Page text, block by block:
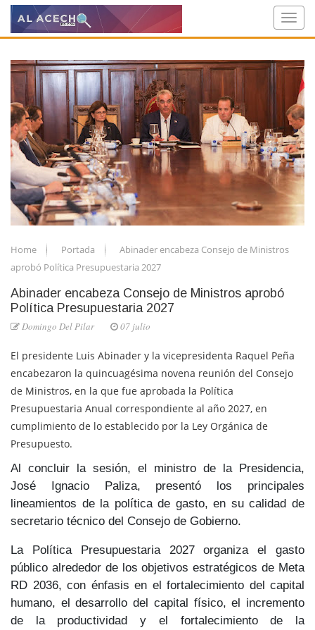
Home Portada
Abinader encabeza Consejo de Ministros
aprobó Política Presupuestaria 2027
Abinader encabeza Consejo de Ministros aprobó
Política Presupuestaria 2027
Domingo Del Pilar 07 julio
El presidente Luis Abinader y la vicepresidenta Raquel Peña
encabezaron la quincuagésima novena reunión del Consejo
de Ministros, en la que fue aprobada la Política
Presupuestaria Anual correspondiente al año 2027, en
cumplimiento de lo establecido por la Ley Orgánica de
Presupuesto.
Al concluir la sesión, el ministro de la Presidencia,
José Ignacio Paliza, presentó los principales
lineamientos de la política de gasto, en su calidad de
secretario técnico del Consejo de Gobierno.
La Política Presupuestaria 2027
organiza el gasto
público alrededor de los objetivos estratégicos de Meta
RD 2036, con énfasis en el fortalecimiento del capital
humano, el desarrollo del capital físico, el incremento
de la productividad y el fortalecimiento de la